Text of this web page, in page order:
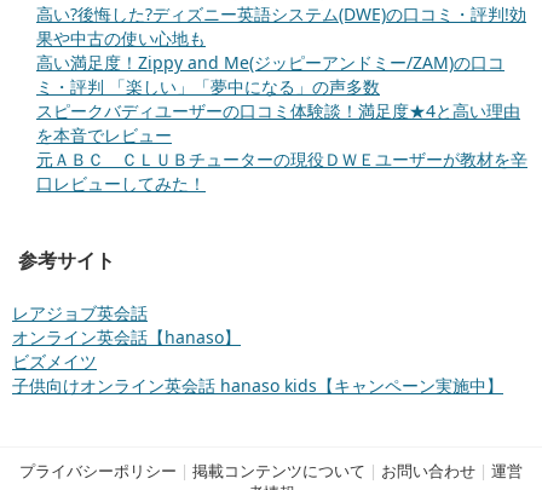
高い?後悔した?ディズニー英語システム(DWE)の口コミ・評判!効
果や中古の使い心地も
高い満足度！Zippy and Me(ジッピーアンドミー/ZAM)の口コ
ミ・評判 「楽しい」「夢中になる」の声多数
スピークバディユーザーの口コミ体験談！満足度★4と高い理由
を本音でレビュー
元ＡＢＣ ＣＬＵＢチューターの現役ＤＷＥユーザーが教材を辛
口レビューしてみた！
参考サイト
レアジョブ英会話
オンライン英会話【hanaso】
ビズメイツ
子供向けオンライン英会話 hanaso kids【キャンペーン実施中】
プライバシーポリシー | 掲載コンテンツについて | お問い合わせ | 運営